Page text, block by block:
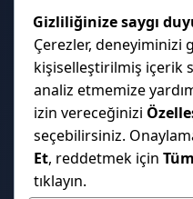
İletişim & Konum
Çekmeköy, Sancaktepe,
Yakası genelinde hizmet
Gizliliğinize saygı
Çerezler, deneyiminizi
kişiselleştirilmiş içerik
analiz etmemize
izin vereceğinizi
seçebilirsiniz.
Et, reddetmek için
tıklayın.